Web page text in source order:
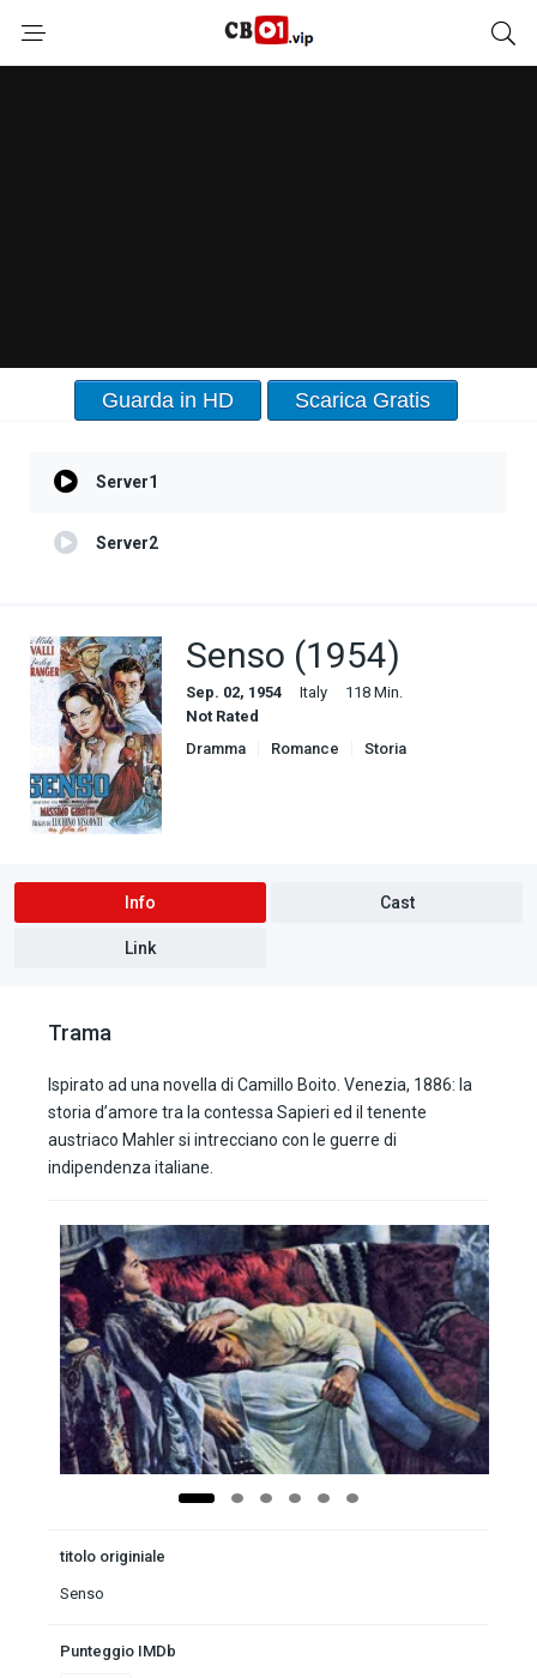
Guarda in HD Scarica Gratis
Server1
Server2
Senso (1954)
Sep. 02, 1954 Italy
118 Min.
Not Rated
Dramma
Romance Storia
Info Cast
Link
Trama
Ispirato ad una novella di Camillo Boito. Venezia, 1886: la
storia d’amore tra la contessa Sapieri ed il tenente
austriaco Mahler si intrecciano con le guerre di
indipendenza italiane.
titolo originiale
Senso
Punteggio IMDb